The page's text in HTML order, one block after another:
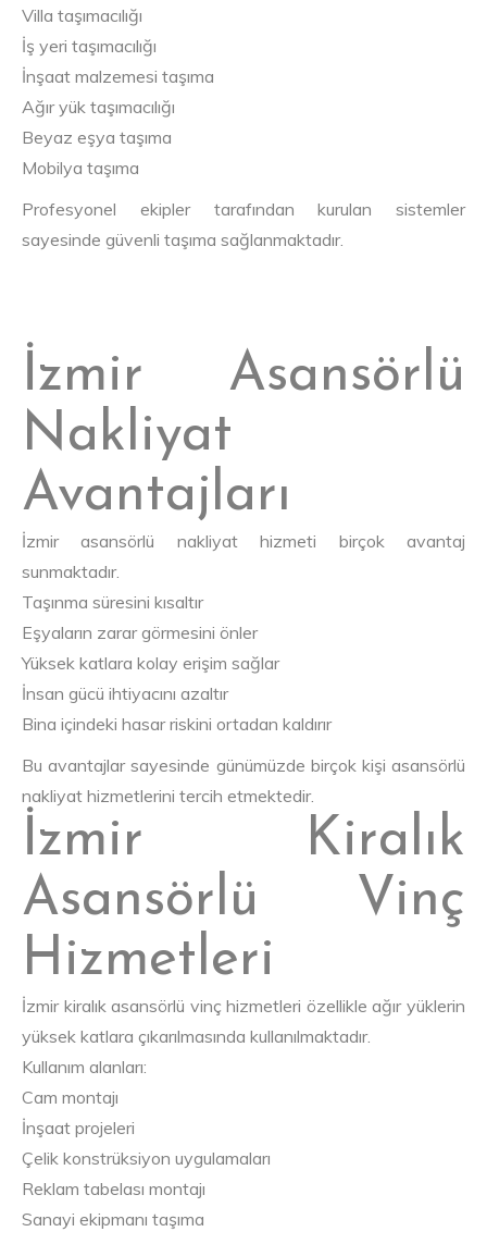
Villa taşımacılığı
İş yeri taşımacılığı
İnşaat malzemesi taşıma
Ağır yük taşımacılığı
Beyaz eşya taşıma
Mobilya taşıma
Profesyonel ekipler tarafından kurulan sistemler
sayesinde güvenli taşıma sağlanmaktadır.
İzmir Asansörlü
Nakliyat
Avantajları
İzmir asansörlü nakliyat hizmeti birçok avantaj
sunmaktadır.
Taşınma süresini kısaltır
Eşyaların zarar görmesini önler
Yüksek katlara kolay erişim sağlar
İnsan gücü ihtiyacını azaltır
Bina içindeki hasar riskini ortadan kaldırır
Bu avantajlar sayesinde günümüzde birçok kişi asansörlü
nakliyat hizmetlerini tercih etmektedir.
İzmir Kiralık
Asansörlü Vinç
Hizmetleri
İzmir kiralık asansörlü vinç hizmetleri özellikle ağır yüklerin
yüksek katlara çıkarılmasında kullanılmaktadır.
Kullanım alanları:
Cam montajı
İnşaat projeleri
Çelik konstrüksiyon uygulamaları
Reklam tabelası montajı
Sanayi ekipmanı taşıma